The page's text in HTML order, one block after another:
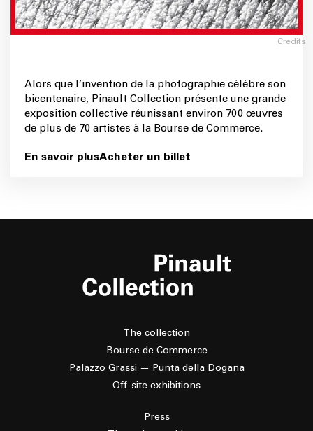
Credits
Alors que l’invention de la photographie célèbre son
bicentenaire, Pinault Collection présente une grande
exposition collective réunissant environ 700 œuvres
de plus de 70 artistes à la Bourse de Commerce.
En savoir plusAcheter un billet
The collection
Bourse de Commerce
Palazzo Grassi — Punta della Dogana
Off-site exhibitions
Press